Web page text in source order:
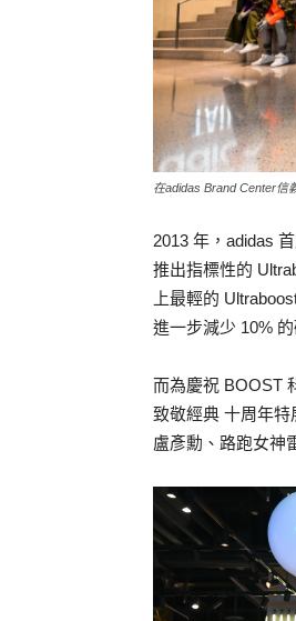
在adidas Brand Center信
2013 年，adidas
推出指標性的
上最輕的
進一步減少 10%
而為慶祝 BOOST
致敬經典 十周年特
盧彥勳、路跑女神